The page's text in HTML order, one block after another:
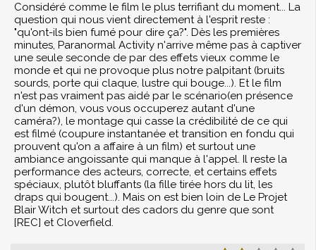
Considéré comme le film le plus terrifiant du moment... La
question qui nous vient directement à l'esprit reste :
"qu'ont-ils bien fumé pour dire ça?". Dès les premières
minutes, Paranormal Activity n'arrive même pas à captiver
une seule seconde de par des effets vieux comme le
monde et qui ne provoque plus notre palpitant (bruits
sourds, porte qui claque, lustre qui bouge...). Et le film
n'est pas vraiment pas aidé par le scénario(en présence
d'un démon, vous vous occuperez autant d'une
caméra?), le montage qui casse la crédibilité de ce qui
est filmé (coupure instantanée et transition en fondu qui
prouvent qu'on a affaire à un film) et surtout une
ambiance angoissante qui manque à l'appel. Il reste la
performance des acteurs, correcte, et certains effets
spéciaux, plutôt bluffants (la fille tirée hors du lit, les
draps qui bougent...). Mais on est bien loin de Le Projet
Blair Witch et surtout des cadors du genre que sont
[REC] et Cloverfield.